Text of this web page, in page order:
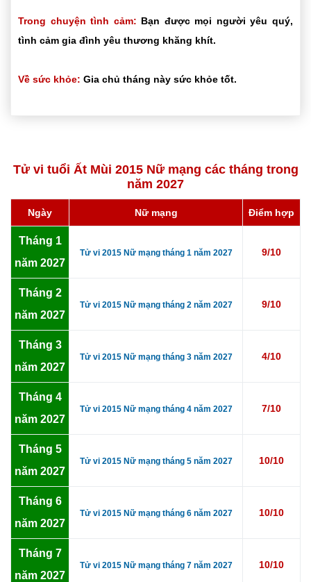
Trong chuyện tình cảm: Bạn được mọi người yêu quý,
tình cảm gia đình yêu thương khăng khít.
Về sức khỏe: Gia chủ tháng này sức khỏe tốt.
Tử vi tuổi Ất Mùi 2015 Nữ mạng các tháng trong
năm 2027
Ngày Nữ mạng Điểm hợp
Tháng 1
năm 2027
Tử vi 2015 Nữ mạng tháng 1 năm 2027 9/10
Tháng 2
năm 2027
Tử vi 2015 Nữ mạng tháng 2 năm 2027 9/10
Tháng 3
năm 2027
Tử vi 2015 Nữ mạng tháng 3 năm 2027 4/10
Tháng 4
năm 2027
Tử vi 2015 Nữ mạng tháng 4 năm 2027 7/10
Tháng 5
năm 2027
Tử vi 2015 Nữ mạng tháng 5 năm 2027 10/10
Tháng 6
năm 2027
Tử vi 2015 Nữ mạng tháng 6 năm 2027 10/10
Tháng 7
năm 2027
Tử vi 2015 Nữ mạng tháng 7 năm 2027 10/10